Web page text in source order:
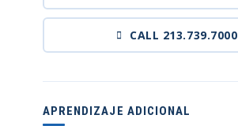
CALL 213.739.7000
APRENDIZAJE ADICIONAL